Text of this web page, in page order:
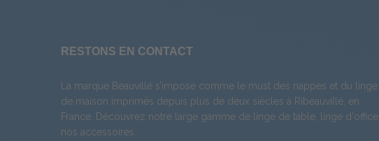
RESTONS EN CONTACT
La marque Beauvillé s’impose comme le must des nappes et du linge
de maison imprimés depuis plus de deux siècles à Ribeauvillé, en
France. Découvrez notre large gamme de linge de table linge d'office
nos accessoires